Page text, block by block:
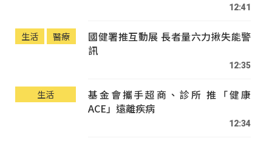
12:41
生活 醫療
國健署推互動展 長者量六力揪失能警
訊
12:35
生活
基金會攜手超商、診所 推「健康
ACE」遠離疾病
12:34